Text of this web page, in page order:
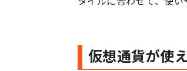
仮想通貨が使